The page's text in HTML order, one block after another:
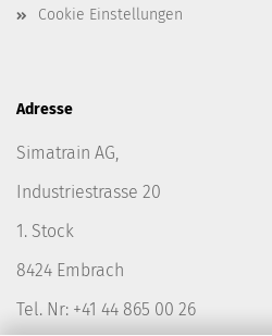
Cookie Einstellungen
Adresse
Simatrain AG,
Industriestrasse 20
1. Stock
8424 Embrach
Tel. Nr: +41 44 865 00 26